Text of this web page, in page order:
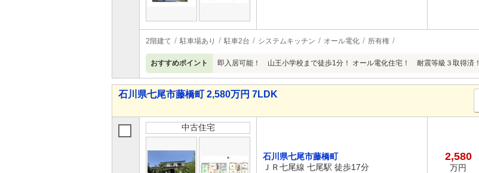
2階建て 駐車場あり 駐車2台 システムキッチン オール電化 所有権
おすすめポイント 即入居可能！ 山王小学校まで徒歩1分！ オール電化住宅！ 耐震等級３取得済！
石川県七尾市藤橋町 2,580万円 7LDK
中古住宅
石川県七尾市藤橋町
ＪＲ七尾線 七尾駅 徒歩17分
2,580
万円